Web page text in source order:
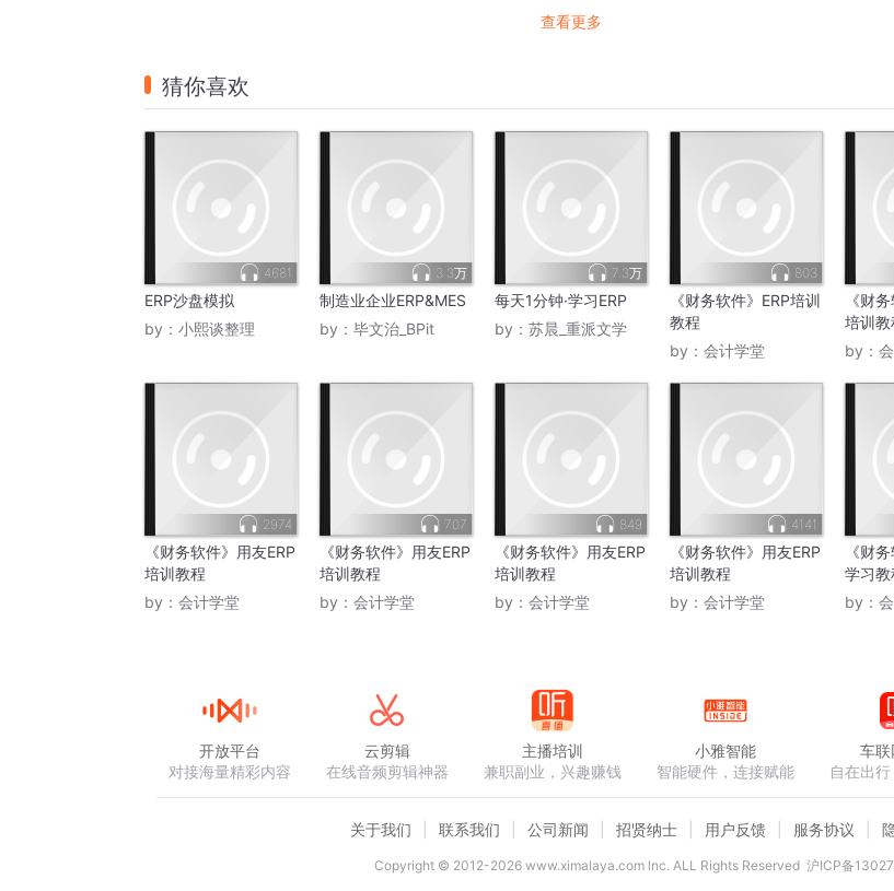
查看更多
猜你喜欢
4681
ERP沙盘模拟
by： 小熙谈整理
3.3万
制造业企业ERP&MES
by： 毕文治_BPit
7.3万
每天1分钟·学习ERP
by： 苏晨_重派文学
803
《财务软件》ERP培训
教程
by： 会计学堂
《财
培训教
by：
2974
《财务软件》用友ERP
培训教程
by： 会计学堂
707
《财务软件》用友ERP
培训教程
by： 会计学堂
849
《财务软件》用友ERP
培训教程
by： 会计学堂
4141
《财务软件》用友ERP
培训教程
by： 会计学堂
《财
学习教
by：
开放平台
对接海量精彩内容
云剪辑
在线音频剪辑神器
主播培训
兼职副业，兴趣赚钱
小雅智能
智能硬件，连接赋能
车联
自在出
关于我们 联系我们 公司新闻 招贤纳士 用户反馈 服务协议
Copyright © 2012-2026www.ximalaya.com lnc. ALL Rights Reserved 沪ICP备